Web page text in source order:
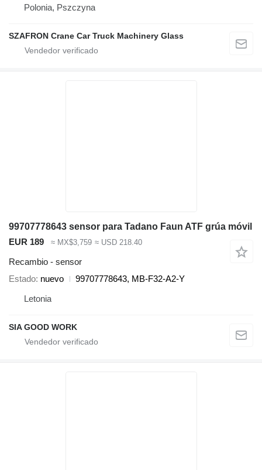
Polonia, Pszczyna
SZAFRON Crane Car Truck Machinery Glass
99707778643 sensor para Tadano Faun ATF grúa móvil
EUR 189
≈ MX$3,759 ≈ USD 218.40
Recambio - sensor
Estado nuevo
99707778643, MB-F32-A2-Y
Letonia
SIA GOOD WORK